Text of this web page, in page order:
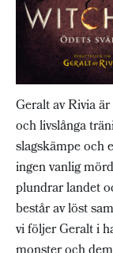
Geralt av Rivia
och livslånga
slagskämpe och
ingen vanlig
plundrar landet
består av löst
vi följer Geralt i